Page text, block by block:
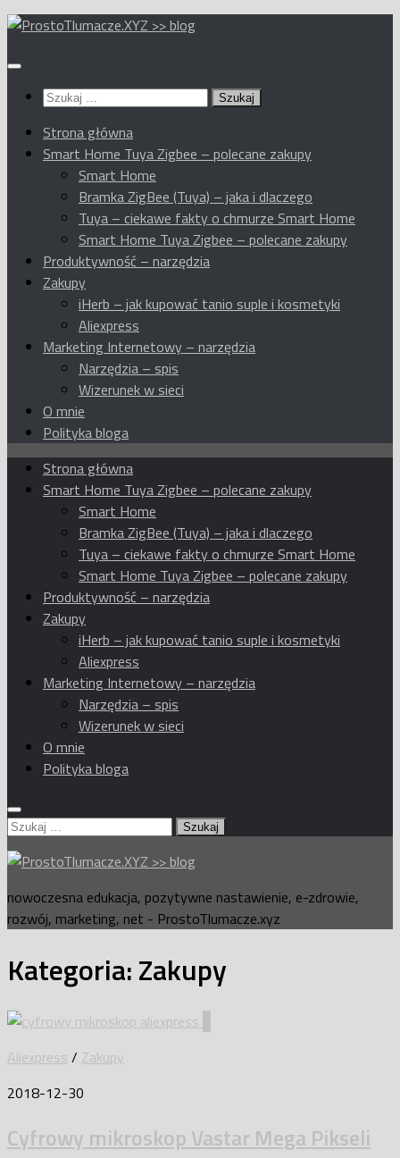
Przeskocz
treści
Szukaj:
Strona główna
Smart Home Tuya Zigbee – polecane zakupy
Smart Home
Bramka ZigBee (Tuya) – jaka i dlaczego
Tuya – ciekawe fakty o chmurze Smart Home
Smart Home Tuya Zigbee – polecane zakupy
Produktywność – narzędzia
Zakupy
iHerb – jak kupować tanio suple i kosmetyki
Aliexpress
Marketing Internetowy – narzędzia
Narzędzia – spis
Wizerunek w sieci
O mnie
Polityka bloga
Strona główna
Smart Home Tuya Zigbee – polecane zakupy
Smart Home
Bramka ZigBee (Tuya) – jaka i dlaczego
Tuya – ciekawe fakty o chmurze Smart Home
Smart Home Tuya Zigbee – polecane zakupy
Produktywność – narzędzia
Zakupy
iHerb – jak kupować tanio suple i kosmetyki
Aliexpress
Marketing Internetowy – narzędzia
Narzędzia – spis
Wizerunek w sieci
O mnie
Polityka bloga
Szukaj:
nowoczesna edukacja, pozytywne nastawienie, e-zdrowie,
rozwój, marketing, net - ProstoTlumacze.xyz
Kategoria:Zakupy
Aliexpress / Zakupy
2018-12-30
Cyfrowy mikroskop Vastar Mega Pikseli